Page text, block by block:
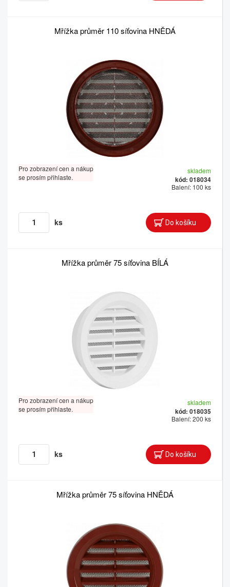
Mřížka průměr 110 síťovina HNĚDÁ
Pro zobrazení cen a nákup
se prosím přihlaste.
skladem
kód: 018034
Balení: 100 ks
ks
Mřížka průměr 75 síťovina BÍLÁ
Pro zobrazení cen a nákup
se prosím přihlaste.
skladem
kód: 018035
Balení: 200 ks
ks
Mřížka průměr 75 síťovina HNĚDÁ